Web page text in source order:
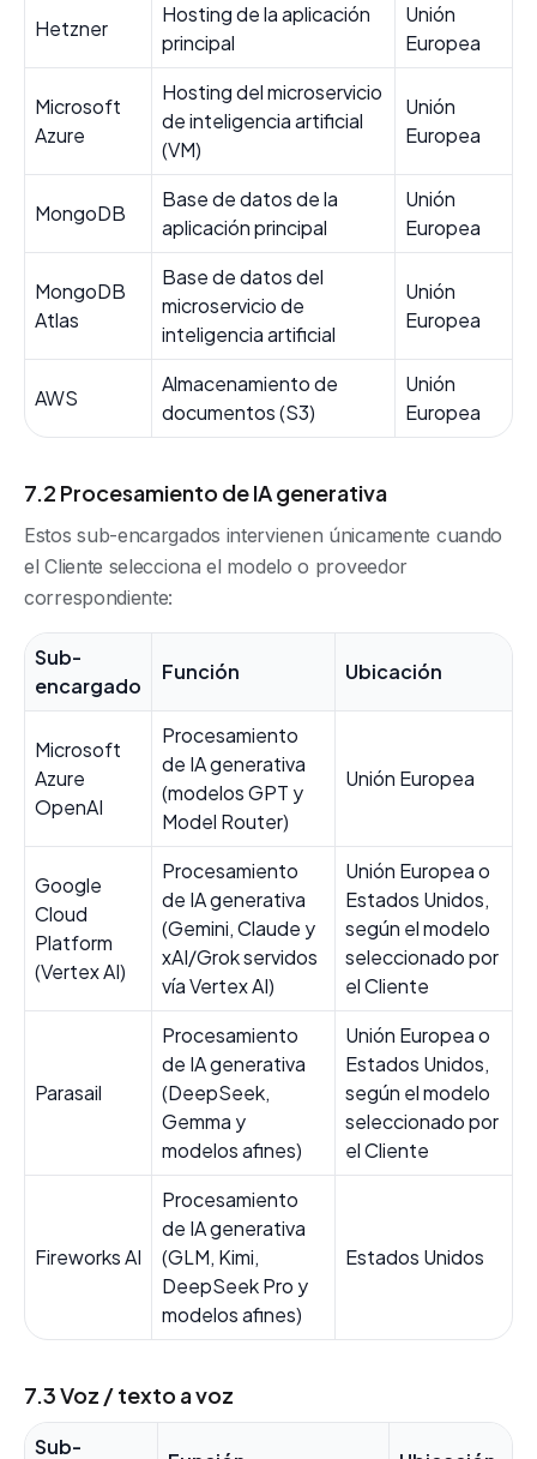
Hetzner
Hosting de la aplicación
principal
Unión
Europea
Microsoft
Azure
Hosting del microservicio
de inteligencia artificial
(VM)
Unión
Europea
MongoDB
Base de datos de la
aplicación principal
Unión
Europea
MongoDB
Atlas
Base de datos del
microservicio de
inteligencia artificial
Unión
Europea
AWS
Almacenamiento de
documentos (S3)
Unión
Europea
7.2 Procesamiento de IA generativa
Estos sub-encargados intervienen únicamente cuando
el Cliente selecciona el modelo o proveedor
correspondiente:
Sub-
encargado
Función Ubicación
Microsoft
Azure
OpenAI
Procesamiento
de IA generativa
(modelos GPT y
Model Router)
Unión Europea
Google
Cloud
Platform
(Vertex AI)
Procesamiento
de IA generativa
(Gemini, Claude y
xAI/Grok servidos
vía Vertex AI)
Unión Europea o
Estados Unidos,
según el modelo
seleccionado por
el Cliente
Parasail
Procesamiento
de IA generativa
(DeepSeek,
Gemma y
modelos afines)
Unión Europea o
Estados Unidos,
según el modelo
seleccionado por
el Cliente
Fireworks AI
Procesamiento
de IA generativa
(GLM, Kimi,
DeepSeek Pro y
modelos afines)
Estados Unidos
7.3 Voz / texto a voz
Sub-